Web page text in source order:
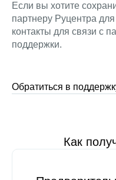
Если вы хотите
партнеру Руцентра
контакты для связи с
поддержки.
Обратиться в
Как